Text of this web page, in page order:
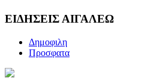
ΕΙΔΗΣΕΙΣ ΑΙΓΑΛΕΩ
Δημοφιλη
Προσφατα